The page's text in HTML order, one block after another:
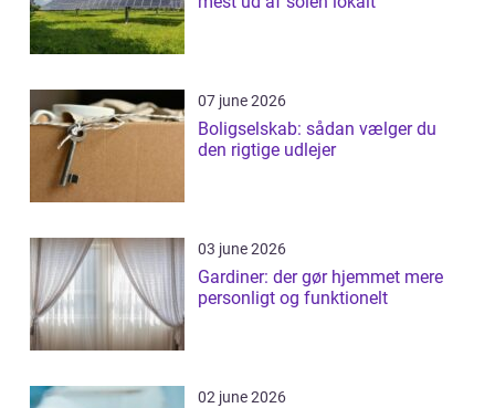
07 june 2026
Boligselskab: sådan vælger du
den rigtige udlejer
03 june 2026
Gardiner: der gør hjemmet mere
personligt og funktionelt
02 june 2026